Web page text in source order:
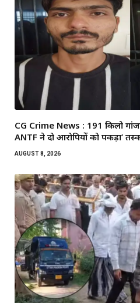
CG Crime News : 191 किलो
ANTF ने दो आरोपियों को पकड़ा’
AUGUST 8, 2026